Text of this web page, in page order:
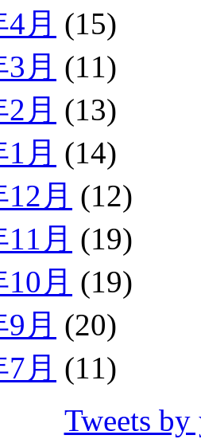
月 (15)
月 (11)
月 (13)
月 (14)
月 (12)
月 (19)
月 (19)
月 (20)
月 (11)
Tweets